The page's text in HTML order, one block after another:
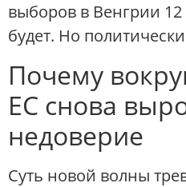
выборов в Венгрии
будет. Но
Почему
ЕС снова
недоверие
Суть новой волны